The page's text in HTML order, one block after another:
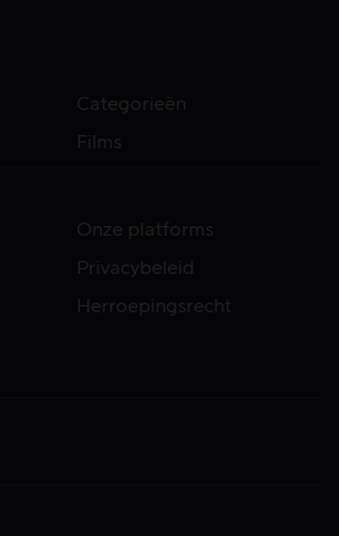
Categorieën
Films
Onze platforms
Privacybeleid
Herroepingsrecht